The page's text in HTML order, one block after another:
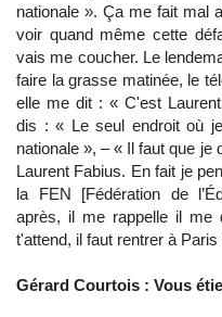
nationale ». Ça me fait mal
voir quand même cette
vais me coucher. Le
faire la grasse matinée, le
elle me dit : « C'est
dis : « Le seul endroit où
nationale », – « Il faut que je
Laurent Fabius. En fait je
la FEN [Fédération de
après, il me rappelle il
t'attend, il faut rentrer à Paris
Gérard Courtois : Vous